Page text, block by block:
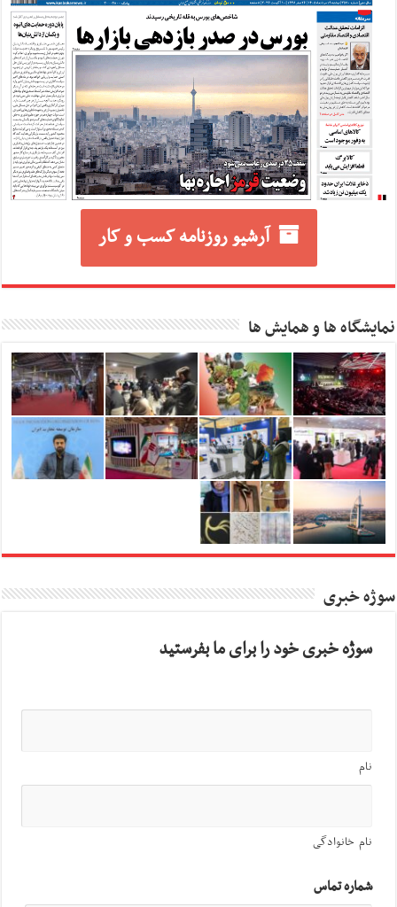
آرشیو روزنامه کسب و کار
نمایشگاه ها و همایش ها
سوژه خبری
سوژه خبری خود را برای ما بفرستید
نام
نام خانوادگی
شماره تماس